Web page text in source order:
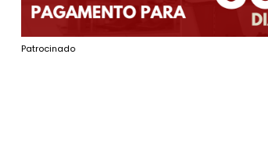
Patrocinado